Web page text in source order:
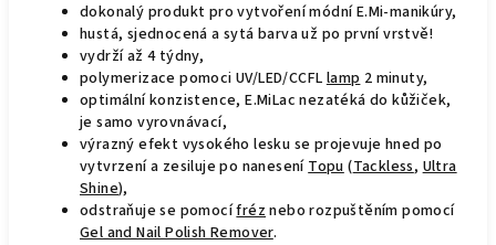
dokonalý produkt pro vytvoření módní E.Mi-manikúry,
hustá, sjednocená a sytá barva už po první vrstvě!
vydrží až 4 týdny,
polymerizace pomoci UV/LED/CCFLlamp2 minuty,
optimální konzistence, E.MiLac nezatéká do kůžiček,
je samo vyrovnávací,
výrazný efekt vysokého lesku se projevuje hned po
vytvrzení a zesiluje po naneseníTopu(Tackless,Ultra
Shine),
odstraňuje se pomocífréznebo rozpuštěním pomocí
Gel and Nail Polish Remover.